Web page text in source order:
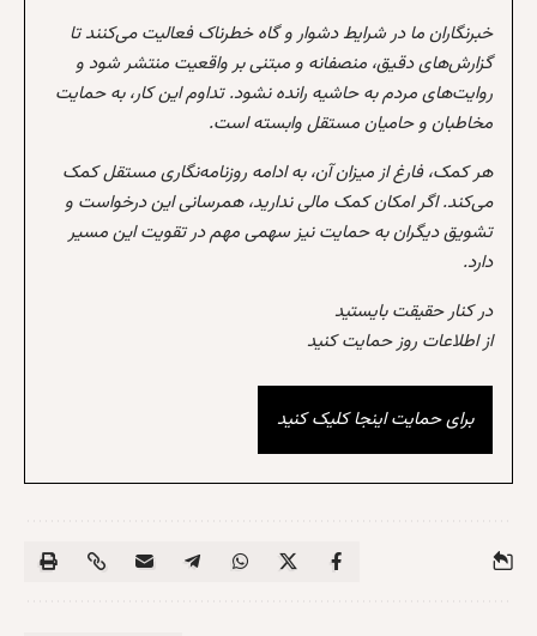
خبرنگاران ما در شرایط دشوار و گاه خطرناک فعالیت می‌کنند تا
گزارش‌های دقیق، منصفانه و مبتنی بر واقعیت منتشر شود و
روایت‌های مردم به حاشیه رانده نشود. تداوم این کار، به حمایت
مخاطبان و حامیان مستقل وابسته است.
هر کمک، فارغ از میزان آن، به ادامه روزنامه‌نگاری مستقل کمک
می‌کند. اگر امکان کمک مالی ندارید، همرسانی این درخواست و
تشویق دیگران به حمایت نیز سهمی مهم در تقویت این مسیر
دارد.
در کنار حقیقت بایستید
از اطلاعات روز حمایت کنید
برای حمایت اینجا کلیک کنید